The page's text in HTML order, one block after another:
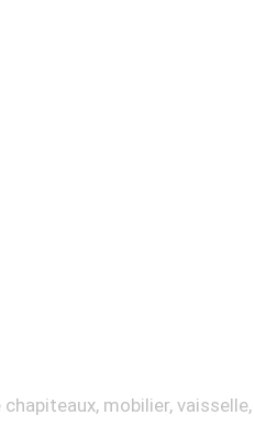
mobilier,